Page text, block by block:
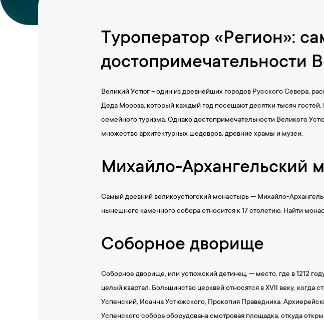
Туроператор «Регион»:
достопримечательности
Великий Устюг – один из древнейших городов Русского Севера,
Деда Мороза, который каждый год посещают десятки тысяч
семейного туризма. Однако достопримечательности Великого
множество архитектурных шедевров, древние храмы и музеи.
Михайло-Архангельский
Самый древний великоустюгский монастырь — Михайло-
нынешнего каменного собора относится к 17 столетию. Найти
Соборное дворище
Соборное дворище, или устюжский детинец, — место, где в 1212
целый квартал. Большинство церквей относятся в XVII веку,
Успенский, Иоанна Устюжского, Прокопия Праведника,
Успенского собора оборудована смотровая площадка, откуда